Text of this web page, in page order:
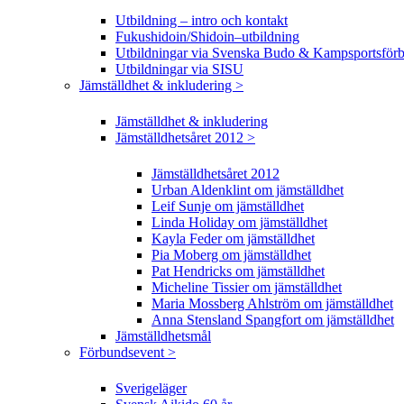
Utbildning – intro och kontakt
Fukushidoin/Shidoin–utbildning
Utbildningar via Svenska Budo &
Utbildningar via SISU
Jämställdhet & inkludering >
Jämställdhet & inkludering
Jämställdhetsåret 2012 >
Jämställdhetsåret 2012
Urban Aldenklint om jämställdhet
Leif Sunje om jämställdhet
Linda Holiday om jämställdhet
Kayla Feder om jämställdhet
Pia Moberg om jämställdhet
Pat Hendricks om jämställdhet
Micheline Tissier om jämställdhet
Maria Mossberg Ahlström om jämställdhet
Anna Stensland Spangfort om jämställdhet
Jämställdhetsmål
Förbundsevent >
Sverigeläger